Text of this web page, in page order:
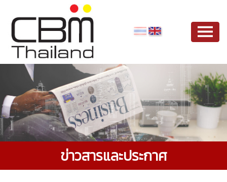
ข่าวสารและประกาศ